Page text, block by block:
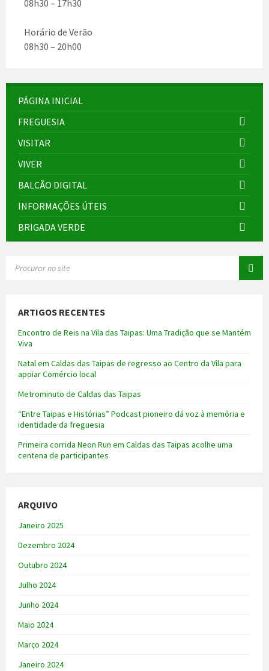
08h30 – 17h30
Horário de Verão
08h30 – 20h00
PÁGINA INICIAL
FREGUESIA
VISITAR
VIVER
BALCÃO DIGITAL
INFORMAÇÕES ÚTEIS
BRIGADA VERDE
ARTIGOS RECENTES
Encontro de Reis na Vila das Taipas: Uma Tradição que se Mantém
Viva
Natal em Caldas das Taipas de regresso ao Centro da Vila para
apoiar Comércio local
Metrominuto de Caldas das Taipas
“Entre Taipas e Histórias” Podcast pioneiro dá voz à memória e
identidade da freguesia
Primeira corrida Neon Run em Caldas das Taipas acolhe uma
centena de participantes
ARQUIVO
Janeiro 2025
Dezembro 2024
Outubro 2024
Julho 2024
Junho 2024
Maio 2024
Março 2024
Janeiro 2024